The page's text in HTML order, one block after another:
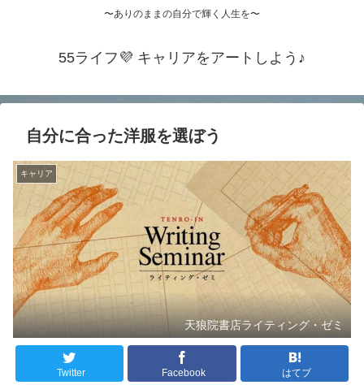
〜ありのままの自分で輝く人生を〜
55ライフ💜 キャリアをアートしよう♪
自分に合った洋服を選ぼう
キャリア
天狼院書店ライティング・ゼミ
Twitter Facebook はてブ